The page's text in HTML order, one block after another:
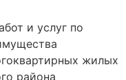
и услуг по
жилых
района